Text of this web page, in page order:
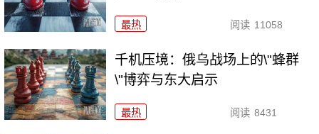
最热 阅读 11058
千机压境：俄乌战场上的\"蜂群
\"博弈与东大启示
最热 阅读 8431